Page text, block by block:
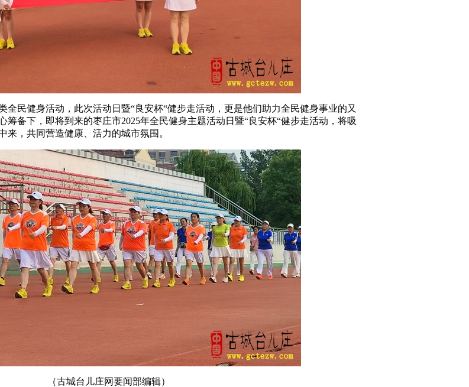
全民健身活动，此次活动日暨“良安杯“健步走活动，更是他们助力全民健身事业的又
筹备下，即将到来的枣庄市2025年全民健身主题活动日暨“良安杯“健步走活动，将吸
来，共同营造健康、活力的城市氛围。
（古城台儿庄网要闻部编辑）